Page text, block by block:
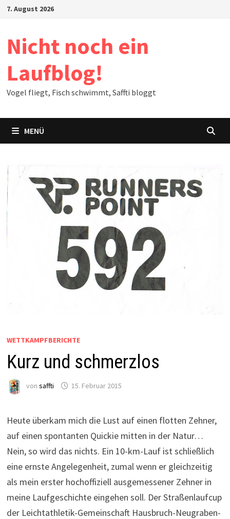
Zum7. August 2026
Nicht noch ein
Laufblog!
Vogel fliegt, Fisch schwimmt, Saffti bloggt
MENÜ
WETTKAMPFBERICHTE
Kurz und schmerzlos
von saffti 15. Februar 2015
Heute überkam mich die Lust auf einen flotten Zehner,
auf einen spontanten Quickie mitten in der Natur…
Nein, so wird das nichts. Ein 10-km-Lauf ist schließlich
eine ernste Angelegenheit, zumal wenn er gleichzeitig
als mein erster hochoffiziell ausgemessener Zehner in
meine Laufgeschichte eingehen soll. Der Straßenlaufcup
der Leichtathletik-Gemeinschaft Hausbruch-Neugraben-